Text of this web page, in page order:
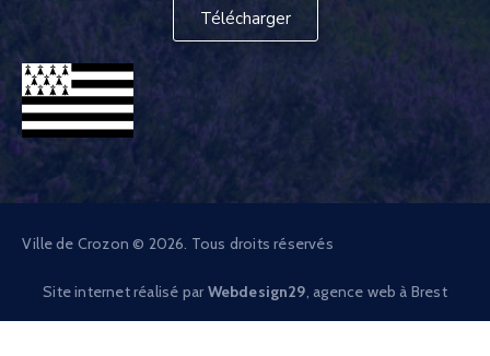
Télécharger
Ville de Crozon © 2026. Tous droits réservés
Site internet réalisé par Webdesign29 , agence web à Brest